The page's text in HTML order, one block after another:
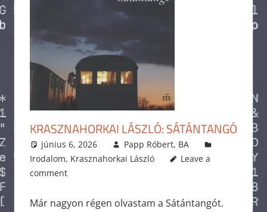
KRASZNAHORKAI LÁSZLÓ: SÁTÁNTANGÓ
június 6, 2026
Papp Róbert, BA
Irodalom, Krasznahorkai László
Leave a
comment
Már nagyon régen olvastam a Sátántangót.